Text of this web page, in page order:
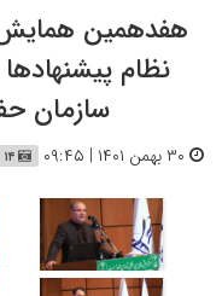
هفدهمین همایش
نظام
سازمان